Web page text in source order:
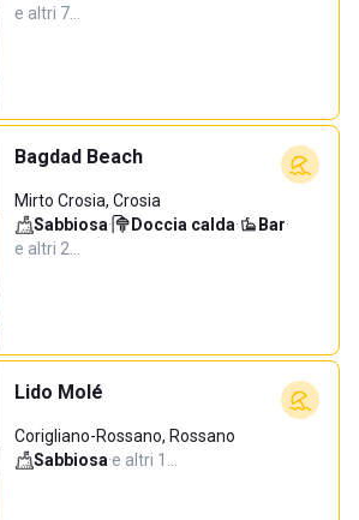
e altri 7…
Bagdad Beach
Mirto Crosia, Crosia
Sabbiosa· Doccia calda· Bar·
e altri 2…
Lido Molé
Corigliano-Rossano, Rossano
Sabbiosa·e altri 1…